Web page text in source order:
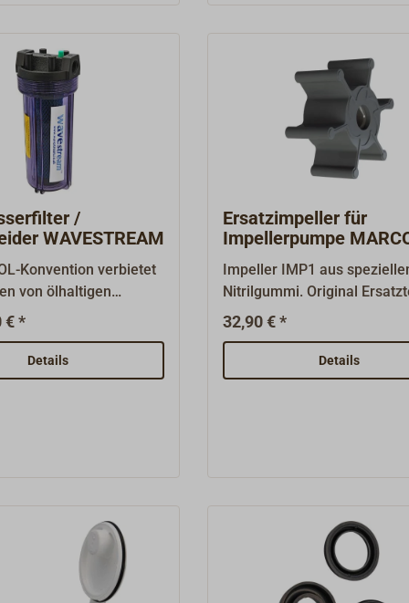
/
WAVESTREAM
Konvention verbietet
von ölhaltigen
ins Meer. Dieser Filter
abgepumpten
weitgehend die
durch ein
installiert. Er ist
Ölrückstände, große
müssen vorher
€ *
Details
Ersatzimpeller für
Impellerpumpe
und UP1-M
Impeller IMP1 aus
Nitrilgummi. Original
UP1, UP1/AC und UP1-M
Pumpen.Abmessungen
22 x 51,5 mm.Achse: 8 mm.
32,90 € *
Details